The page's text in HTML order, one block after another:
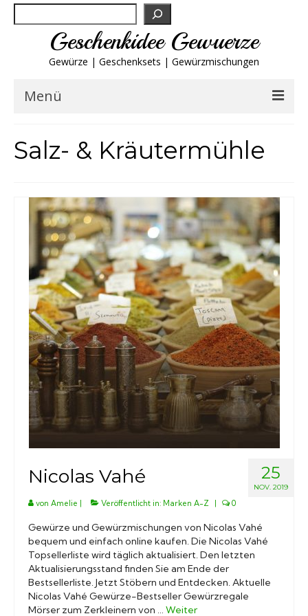
Geschenkidee Gewuerze
Gewürze | Geschenksets | Gewürzmischungen
Menü
Gewürzgläser
Gewürzregal
Grillgewürze
Marken A-Z
Mörser
Bücher
Salz- & Kräutermühle
25
NOV. 2019
Nicolas Vahé
von Amelie Veröffentlicht in: Marken A-Z 0
Gewürze und Gewürzmischungen von Nicolas Vahé
bequem und einfach online kaufen. Die Nicolas Vahé
Topsellerliste wird täglich aktualisiert. Den letzten
Aktualisierungsstand finden Sie am Ende der
Bestsellerliste. Jetzt Stöbern und Entdecken. Aktuelle
Nicolas Vahé Gewürze-Bestseller Gewürzregale
Mörser zum Zerkleinern von … Weiter